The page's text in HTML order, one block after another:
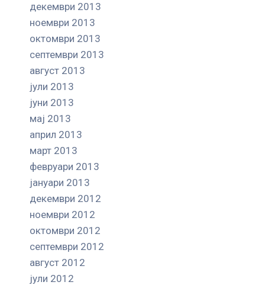
декември 2013
ноември 2013
октомври 2013
септември 2013
август 2013
јули 2013
јуни 2013
мај 2013
април 2013
март 2013
февруари 2013
јануари 2013
декември 2012
ноември 2012
октомври 2012
септември 2012
август 2012
јули 2012